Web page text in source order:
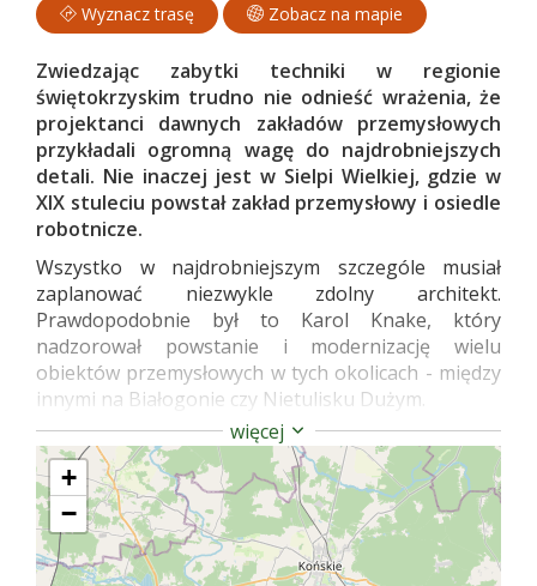
Wyznacz trasę Zobacz na mapie
Zwiedzając zabytki techniki w regionie
świętokrzyskim trudno nie odnieść wrażenia, że
projektanci dawnych zakładów przemysłowych
przykładali ogromną wagę do najdrobniejszych
detali. Nie inaczej jest w Sielpi Wielkiej, gdzie w
XIX stuleciu powstał zakład przemysłowy i osiedle
robotnicze.
Wszystko w najdrobniejszym szczególe musiał
zaplanować niezwykle zdolny architekt.
Prawdopodobnie był to Karol Knake, który
nadzorował powstanie i modernizację wielu
obiektów przemysłowych w tych okolicach - między
innymi na Białogonie czy Nietulisku Dużym.
W Sielpi umiejscowiono pudlingarnię, czyli swoistą
oczyszczalnię surówki hutniczej z niepotrzebnej
domieszki węgla i innych pierwiastków. Dopiero
przygotowany w specjalnym piecu pudlarskim
półprodukt był walcowany lub trafiał pod ogromny
młot o masie 3,5 tony, który uderzał aż 30 razy na
więcej
+
−